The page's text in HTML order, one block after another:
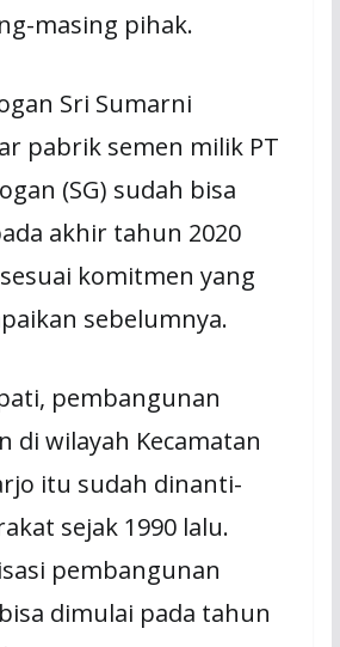
masing pihak.
Sri Sumarni
pabrik semen milik PT
(SG) sudah bisa
akhir tahun 2020
komitmen yang
sebelumnya.
pembangunan
di wilayah Kecamatan
itu sudah dinanti-
sejak 1990 lalu.
pembangunan
dimulai pada tahun